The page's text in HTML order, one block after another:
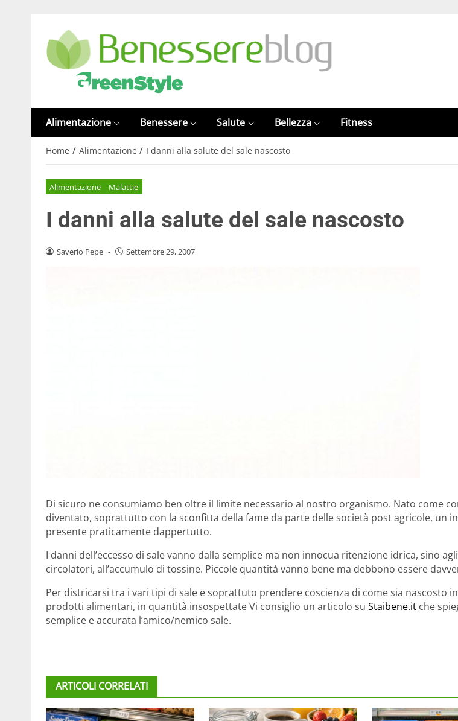
Alimentazione Benessere Salute Bellezza Fitness
Home / Alimentazione / I danni alla salute del sale nascosto
Alimentazione Malattie
I danni alla salute del sale nascosto
Saverio Pepe - Settembre 29, 2007
Di sicuro ne consumiamo ben oltre il limite necessario al nostro organismo. Nato come
diventato, soprattutto con la sconfitta della fame da parte delle società post agricole, un
presente praticamente dappertutto.
I danni dell’eccesso di sale vanno dalla semplice ma non innocua ritenzione idrica, sino
circolatori, all’accumulo di tossine. Piccole quantità vanno bene ma debbono essere
Per districarsi tra i vari tipi di sale e soprattuto prendere coscienza di come sia nascosto
prodotti alimentari, in quantità insospettate Vi consiglio un articolo su Staibene.it che
semplice e accurata l’amico/nemico sale.
ARTICOLI CORRELATI